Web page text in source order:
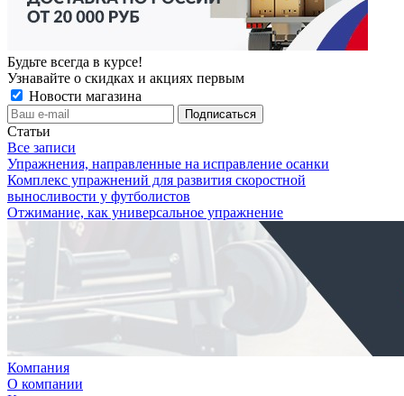
Будьте всегда в курсе!
Узнавайте о скидках и акциях первым
Новости магазина
Статьи
Все записи
Упражнения, направленные на исправление осанки
Комплекс упражнений для развития скоростной
выносливости у футболистов
Отжимание, как универсальное упражнение
Компания
О компании